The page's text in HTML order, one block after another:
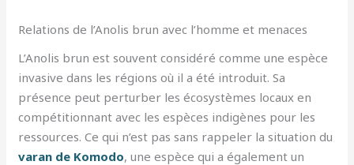
Relations de l’Anolis brun avec l’homme et menaces
L’Anolis brun est souvent considéré comme une espèce
invasive dans les régions où il a été introduit. Sa
présence peut perturber les écosystèmes locaux en
compétitionnant avec les espèces indigènes pour les
ressources. Ce qui n’est pas sans rappeler la situation du
varan de Komodo, une espèce qui a également un